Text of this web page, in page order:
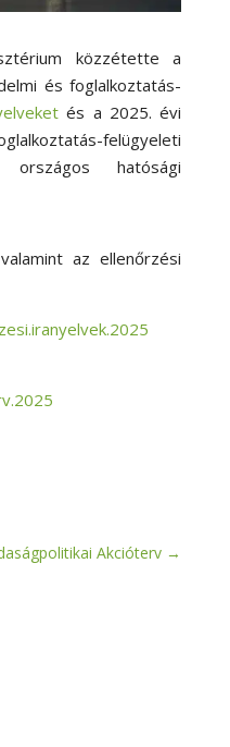
közzétette a
és foglalkoztatás-
és a 2025. évi
felügyeleti
országos hatósági
az ellenőrzési
Akcióterv →